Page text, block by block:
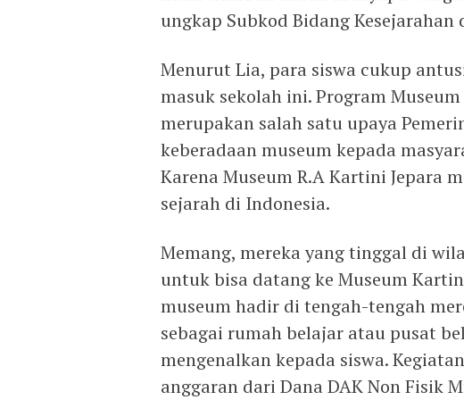
ungkap Subkod Bidang
Menurut Lia, para siswa cukup
masuk sekolah ini. Program
merupakan salah satu upaya
keberadaan museum kepada
Karena Museum R.A Kartini Jepara
sejarah di Indonesia.
Memang, mereka yang tinggal di
untuk bisa datang ke Museum
museum hadir di tengah-tengah
sebagai rumah belajar atau pusat
mengenalkan kepada siswa.
anggaran dari Dana DAK Non Fisik